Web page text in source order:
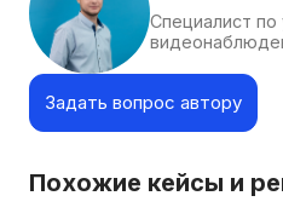
Специалист по
Задать вопрос автору
Похожие кейсы и